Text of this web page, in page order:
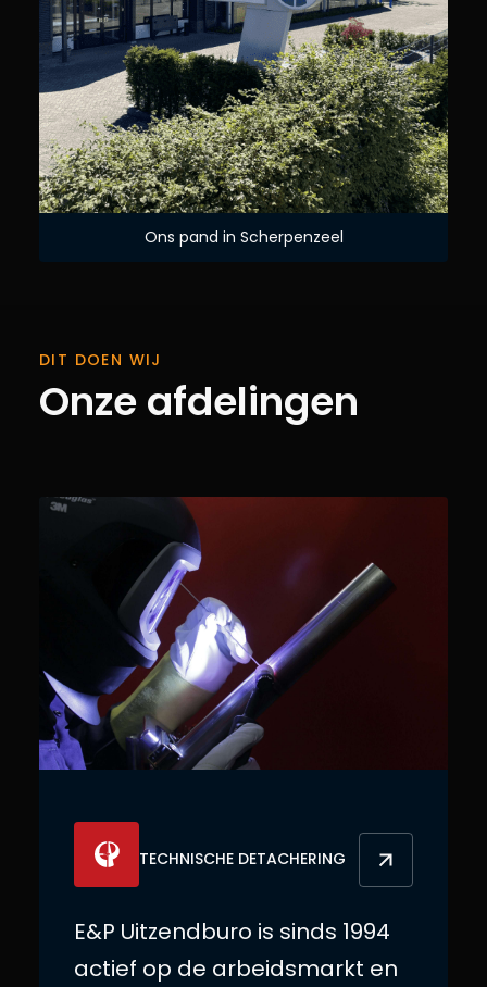
Ons pand in Scherpenzeel
DIT DOEN WIJ
Onze afdelingen
TECHNISCHE DETACHERING
E&P Uitzendburo is sinds 1994
actief op de arbeidsmarkt en